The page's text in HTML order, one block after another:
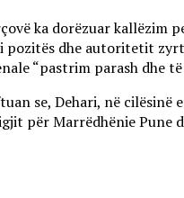
ka dorëzuar kallëzim
dhe autoritetit
“pastrim parash dhe
se, Dehari, në
për Marrëdhënie Pune